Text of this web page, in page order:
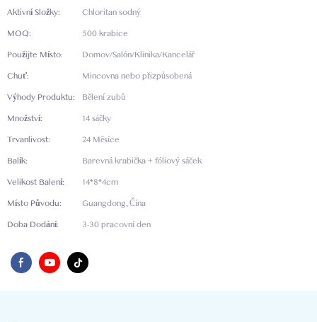
Aktivní Složky: Chloritan sodný
MOQ: 500 krabice
Použijte Místo: Domov/Salón/Klinika/Kancelář
Chuť: Mincovna nebo přizpůsobená
Výhody Produktu: Bělení zubů
Množství: 14 sáčky
Trvanlivost: 24 Měsíce
Balík: Barevná krabička + fóliový sáček
Velikost Balení: 14*8*4cm
Místo Původu: Guangdong, Čína
Doba Dodání: 3-30 pracovní den